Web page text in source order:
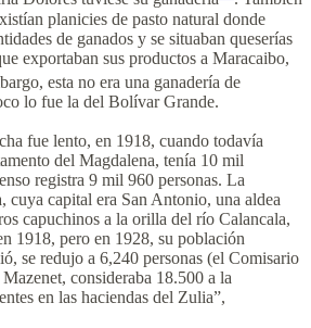
planicies de pasto natural donde
de ganados y se situaban queserías
exportaban sus productos a Maracaibo,
esta no era una ganadería de
lo fue la del Bolívar Grande.
fue lento, en 1918, cuando todavía
del Magdalena, tenía 10 mil
registra 9 mil 960 personas. La
cuya capital era San Antonio, una aldea
capuchinos a la orilla del río Calancala,
1918, pero en 1928, su población
se redujo a 6,240 personas (el Comisario
consideraba 18.500 a la
en las haciendas del Zulia”,